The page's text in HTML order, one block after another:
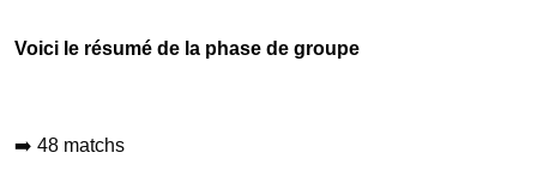
Voici le résumé de la phase de groupe
➡️ 48 matchs